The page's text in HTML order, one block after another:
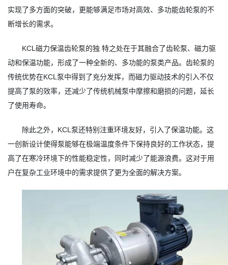
实现了多方面的突破，更能够满足市场对高效、多功能齿轮泵的不
断增长的需求。
KCL磁力保温齿轮泵的独 特之处在于其融合了齿轮泵、磁力驱
动和保温功能，形成了一种全新的、多功能的泵类产品。齿轮泵的
传统优势在KCL泵中得到了充分发挥，而磁力驱动技术的引入不仅
提高了泵的效率，还减少了传统机械泵中摩擦和磨损的问题，延长
了使用寿命。
除此之外，KCL泵还特别注重环境友好，引入了保温功能。这
一创新设计使得泵能够在极端温度条件下保持良好的工作状态，提
高了在寒冷环境下的性能稳定性，同时减少了能源浪费。这对于用
户在复杂工业环境中的需求提供了更为全面的解决方案。